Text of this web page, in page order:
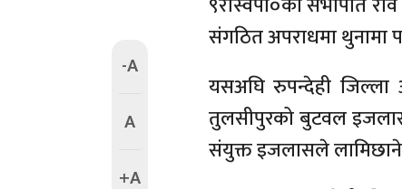
-A
A
+A
संगठित अपराधमा
यसअघि रुपन्देही
तुलसीपुरको बुटवल
संयुक्त इजलासले